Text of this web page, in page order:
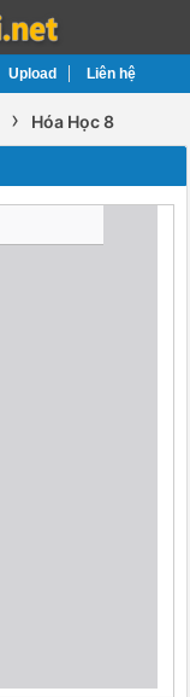
Upload Liên hệ
› Hóa Học 8